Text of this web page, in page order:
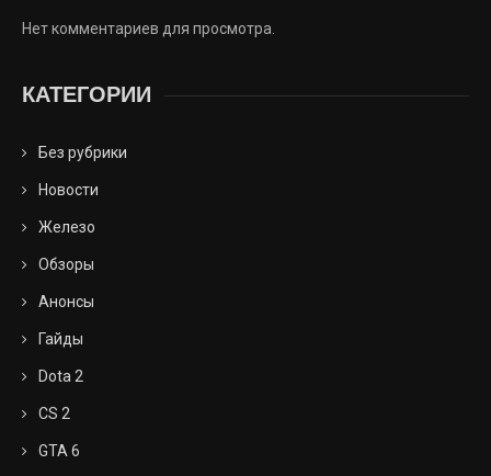
Нет комментариев для просмотра.
КАТЕГОРИИ
Без рубрики
Новости
Железо
Обзоры
Анонсы
Гайды
Dota 2
CS 2
GTA 6